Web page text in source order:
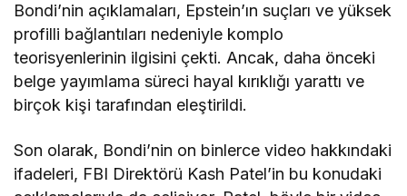
Bondi’nin açıklamaları, Epstein’ın suçları ve yüksek
profilli bağlantıları nedeniyle komplo
teorisyenlerinin ilgisini çekti. Ancak, daha önceki
belge yayımlama süreci hayal kırıklığı yarattı ve
birçok kişi tarafından eleştirildi.
Son olarak, Bondi’nin on binlerce video hakkındaki
ifadeleri, FBI Direktörü Kash Patel’in bu konudaki